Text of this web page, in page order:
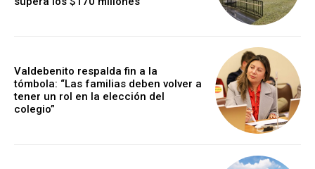
Valdebenito respalda fin a la
tómbola: “Las familias deben volver a
tener un rol en la elección del
colegio”